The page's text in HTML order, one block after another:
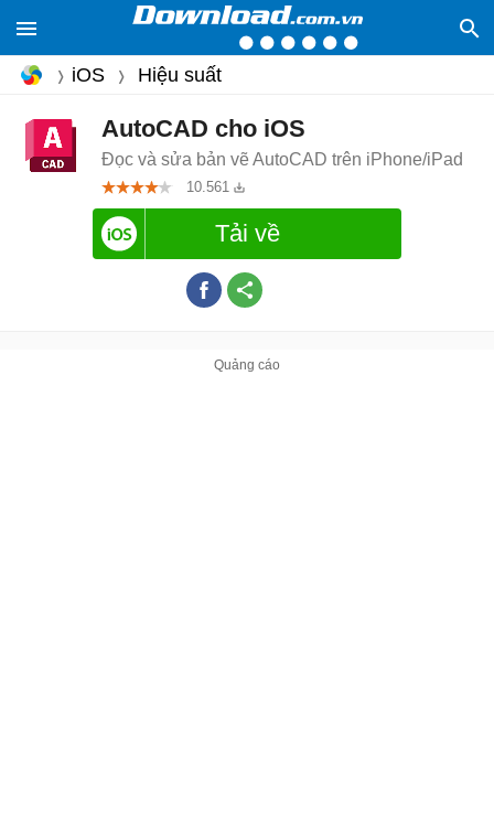
iOS Hiệu suất
AutoCAD cho iOS
Đọc và sửa bản vẽ AutoCAD trên iPhone/iPad
10.561
Tải về